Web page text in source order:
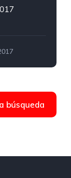
B.C.,
búsqueda